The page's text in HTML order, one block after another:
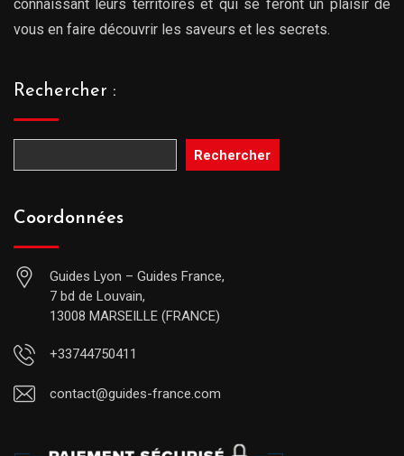
connaissant leurs territoires et qui se feront un plaisir de
vous en faire découvrir les saveurs et les secrets.
Rechercher :
Rechercher
Coordonnées
Guides Lyon – Guides France,
7 bd de Louvain,
13008 MARSEILLE (FRANCE)
+33744750411
contact@guides-france.com